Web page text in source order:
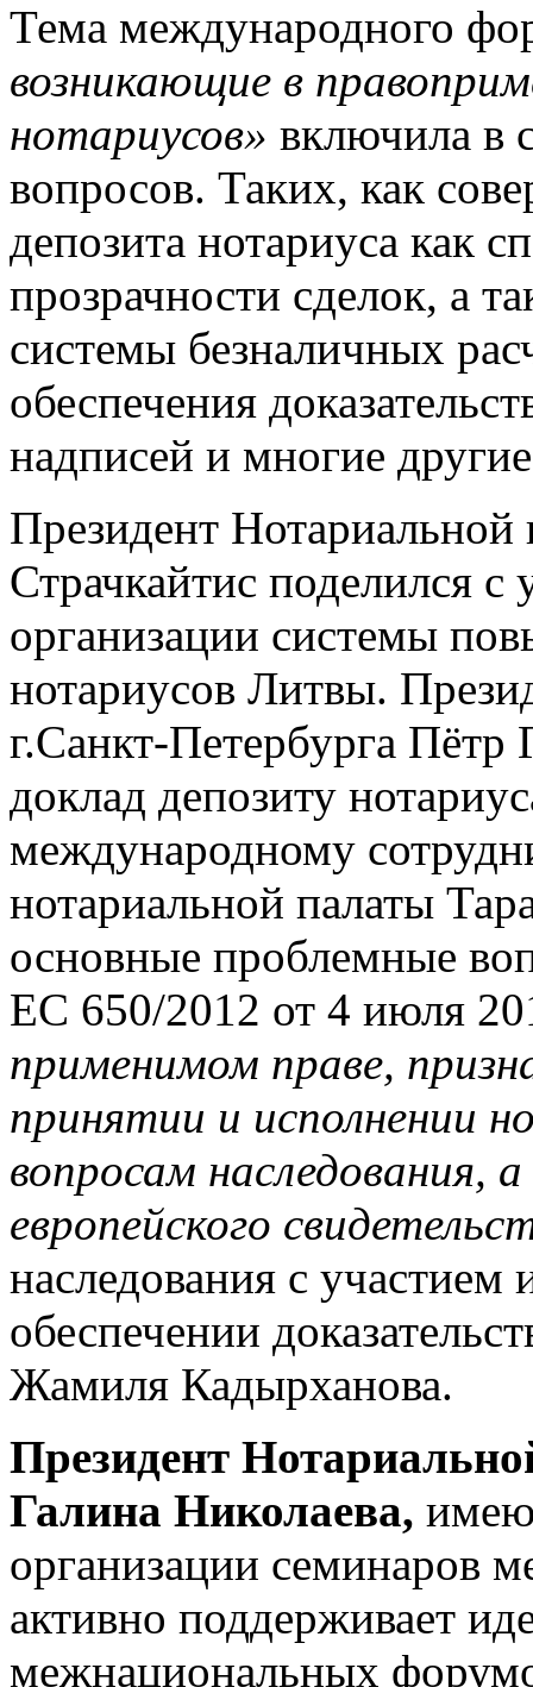
Тема международного
возникающие в
нотариусов» включила в
вопросов. Таких, как
депозита нотариуса как
прозрачности сделок, а
системы безналичных
обеспечения
надписей и многие
Президент
Страчкайтис поделился
организации системы
нотариусов Литвы.
г.Санкт-Петербурга Пётр
доклад депозиту
международному
нотариальной палаты
основные проблемные
ЕС 650/2012 от 4 июля
применимом праве,
принятии и исполнении
вопросам наследования,
европейского
наследования с участием
обеспечении
Жамиля Кадырханова.
Президент
Галина Николаева,
организации семинаров
активно поддерживает
межнациональных